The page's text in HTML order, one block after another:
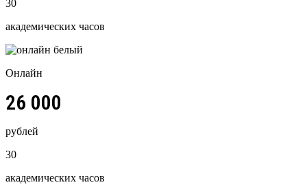
30
академических часов
Онлайн
26 000
рублей
30
академических часов